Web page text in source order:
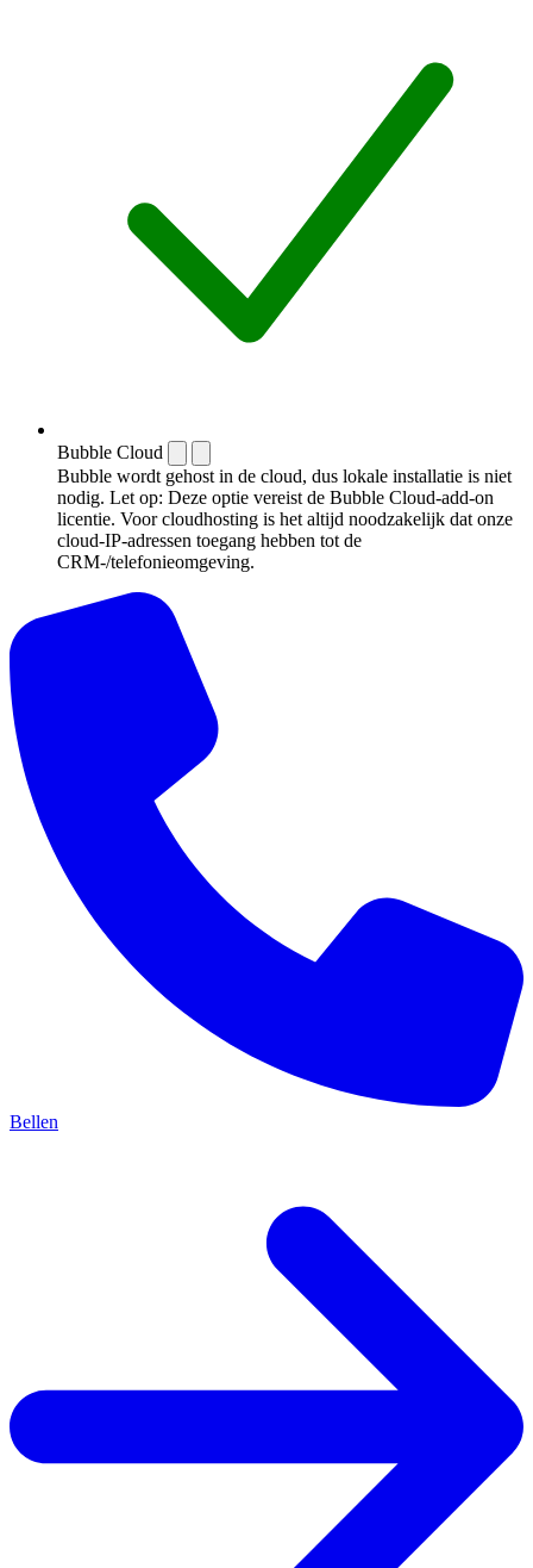
Bubble Cloud
Bubble wordt gehost in de cloud, dus lokale installatie is niet
nodig. Let op: Deze optie vereist de Bubble Cloud-add-on
licentie. Voor cloudhosting is het altijd noodzakelijk dat onze
cloud-IP-adressen toegang hebben tot de
CRM-/telefonieomgeving.
Bellen